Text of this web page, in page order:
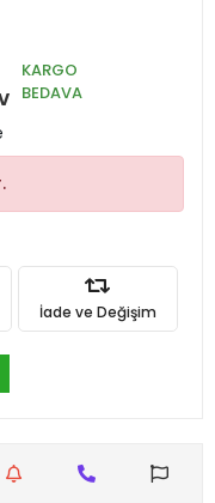
KARGO
BEDAVA
İade ve Değişim